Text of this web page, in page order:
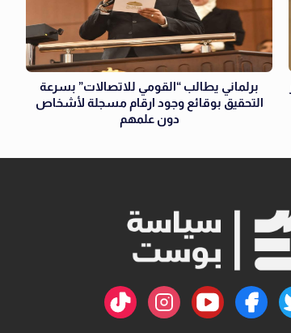
برلماني يطالب “القومي للاتصالات” بسرعة
التحقيق بوقائع وجود ارقام مسجلة لأشخاص
دون علمهم